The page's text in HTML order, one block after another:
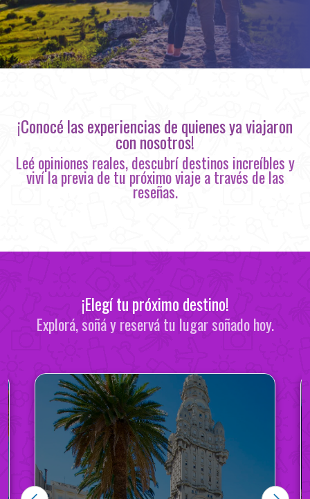
¡Conocé las experiencias de quienes ya viajaron
con nosotros!
Leé opiniones reales, descubrí destinos increíbles y
viví la previa de tu próximo viaje a través de las
reseñas.
¡Elegí tu próximo destino!
Explorá, soñá y reservá tu lugar soñado hoy.